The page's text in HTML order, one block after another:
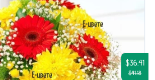
$36.41
$41.18